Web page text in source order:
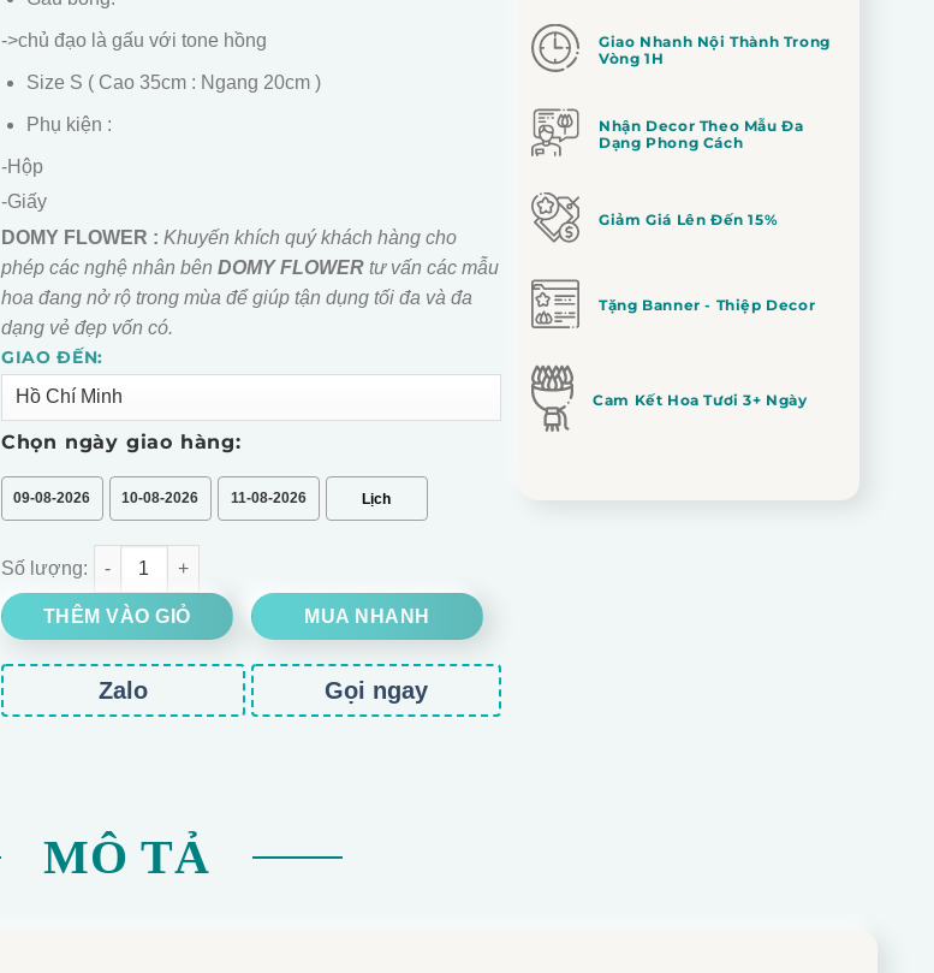
->chủ đạo là gấu với tone hồng
Size S ( Cao 35cm : Ngang 20cm )
Phụ kiện :
-Hộp
-Giấy
DOMY FLOWER : Khuyến khích quý khách hàng cho
phép các nghệ nhân bên DOMY FLOWERtư vấn các mẫu
hoa đang nở rộ trong mùa để giúp tận dụng tối đa và đa
dạng vẻ đẹp vốn có.
GIAO ĐẾN:
Chọn ngày giao hàng:
09-08-2026 10-08-2026 11-08-2026
GIỎ HOA GẤU BÔNG TONE HỒNG TRẮNG số lượng
THÊM VÀO GIỎ MUA NHANH
Alternative:
Zalo Gọi ngay
Giao Nhanh Nội Thành Trong
Vòng 1H
Nhận Decor Theo Mẫu Đa
Dạng Phong Cách
Giảm Giá Lên Đến 15%
Tặng Banner - Thiệp Decor
Cam Kết Hoa Tươi 3+ Ngày
MÔ TẢ